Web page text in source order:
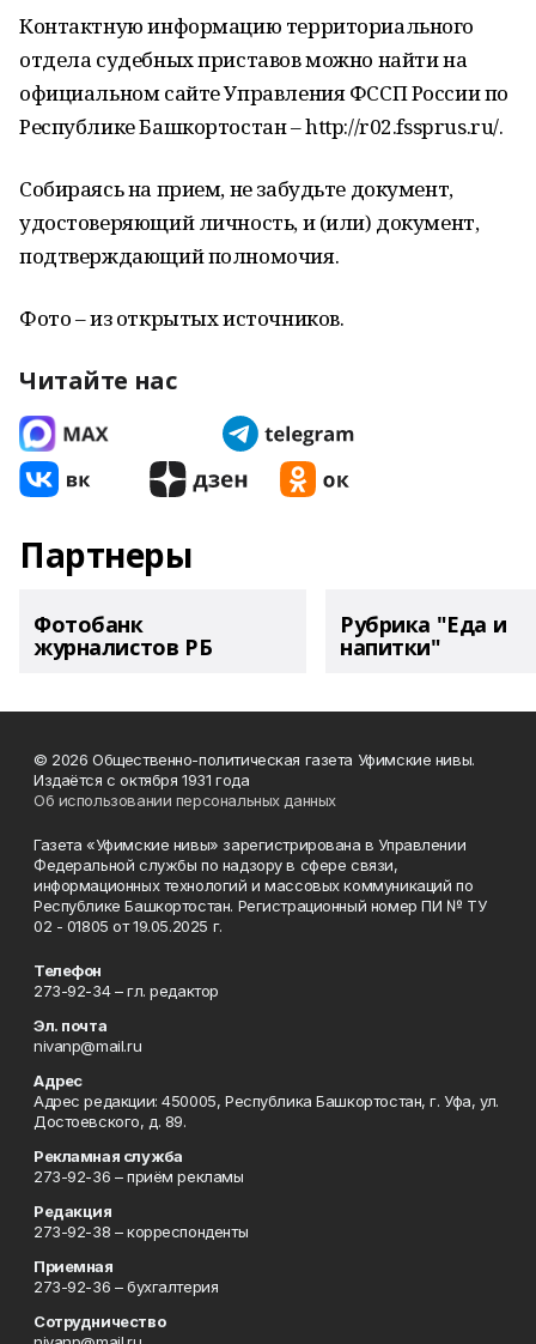
Контактную информацию территориального
отдела судебных приставов можно найти на
официальном сайте Управления ФССП России по
Республике Башкортостан – http://r02.fssprus.ru/.
Собираясь на прием, не забудьте документ,
удостоверяющий личность, и (или) документ,
подтверждающий полномочия.
Фото – из открытых источников.
Читайте нас
Партнеры
Фотобанк
журналистов РБ
Рубрика "Еда и
напитки"
© 2026 Общественно-политическая газета Уфимские нивы.
Издаётся с октября 1931 года
Об использовании персональных данных
Газета «Уфимские нивы» зарегистрирована в Управлении
Федеральной службы по надзору в сфере связи,
информационных технологий и массовых коммуникаций по
Республике Башкортостан. Регистрационный номер ПИ № ТУ
02 - 01805 от 19.05.2025 г.
Телефон
273-92-34 – гл. редактор
Эл. почта
nivanp@mail.ru
Адрес
Адрес редакции: 450005, Республика Башкортостан, г. Уфа, ул.
Достоевского, д. 89.
Рекламная служба
273-92-36 – приём рекламы
Редакция
273-92-38 – корреспонденты
Приемная
273-92-36 – бухгалтерия
Сотрудничество